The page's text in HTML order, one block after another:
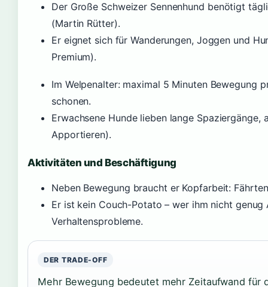
Der Große Schweizer Sennenhund benötigt
(Martin Rütter).
Er eignet sich für Wanderungen, Joggen und
Premium).
Im Welpenalter: maximal 5 Minuten Bewegung
schonen.
Erwachsene Hunde lieben lange
Apportieren).
Aktivitäten und Beschäftigung
Neben Bewegung braucht er Kopfarbeit:
Er ist kein Couch-Potato – wer ihm nicht
Verhaltensprobleme.
DER TRADE-OFF
Mehr Bewegung bedeutet mehr Zeitaufwand für